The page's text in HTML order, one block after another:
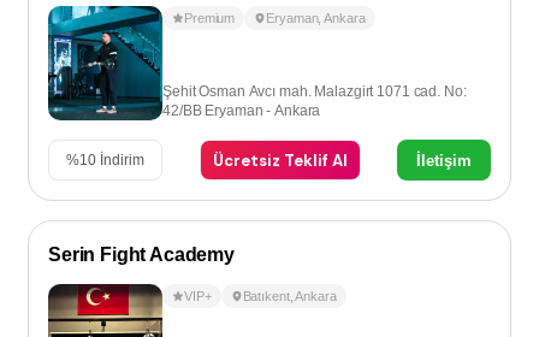
Premium Eryaman,Ankara
Şehit Osman Avcı mah. Malazgirt 1071 cad. No:
42/BB Eryaman - Ankara
%10 İndirim Ücretsiz Teklif Al İletişim
Serin Fight Academy
VIP+ Batıkent,Ankara